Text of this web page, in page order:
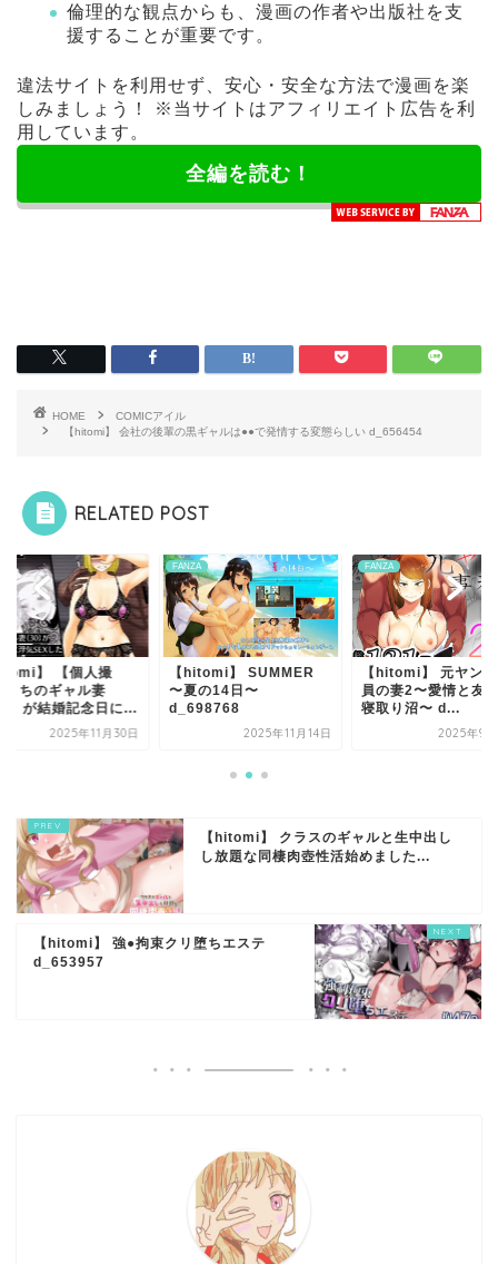
倫理的な観点からも、漫画の作者や出版社を支
援することが重要です。
違法サイトを利用せず、安心・安全な方法で漫画を楽
しみましょう！ ※当サイトはアフィリエイト広告を利
用しています。
全編を読む！
HOME
COMICアイル
【hitomi】 会社の後輩の黒ギャルは●●で発情する変態らしい d_656454
RELATED POST
】 【個人撮
うちのギャル妻
）が結婚記念日に...
2025年11月30日
FANZA
【hitomi】 SUMMER
〜夏の14日〜
d_698768
2025年11月14日
FANZA
【hitomi】 元ヤン
員の妻2〜愛情と友
寝取り沼〜 d...
2025年9
【hitomi】 クラスのギャルと生中出し
し放題な同棲肉壺性活始めました...
【hitomi】 強●拘束クリ堕ちエステ
d_653957